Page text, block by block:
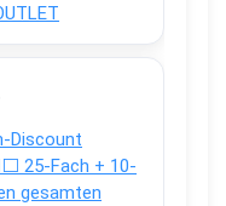
Discount
25-Fach + 10-
gesamten